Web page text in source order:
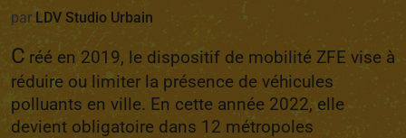
par LDV Studio Urbain
C réé en 2019, le dispositif de mobilité ZFE vise à
réduire ou limiter la présence de véhicules
polluants en ville. En cette année 2022, elle
devient obligatoire dans 12 métropoles